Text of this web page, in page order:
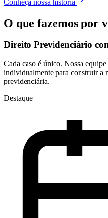
Conheça nossa história
O que fazemos por
Direito Previdenciário
Cada caso é único. Nossa
individualmente para construir a
previdenciária.
Destaque